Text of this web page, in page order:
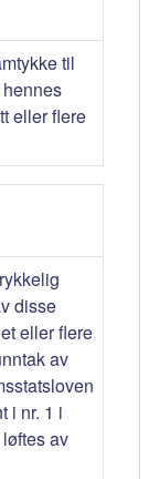
til
eller flere
disse
eller flere
av
i nr. 1 i
av